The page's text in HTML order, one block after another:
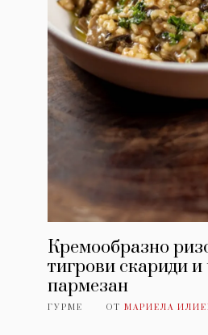
Кремообразно
тигрови скариди и
пармезан
ГУРМЕ ОТ МАРИЕЛА